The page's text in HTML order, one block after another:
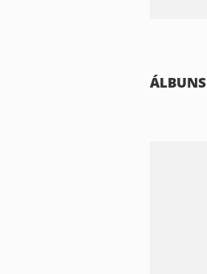
ÁLBUNS